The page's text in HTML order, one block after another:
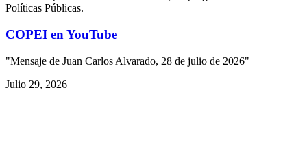
Políticas Públicas.
COPEI en YouTube
"Mensaje de Juan Carlos Alvarado, 28 de julio de 2026"
Julio 29, 2026